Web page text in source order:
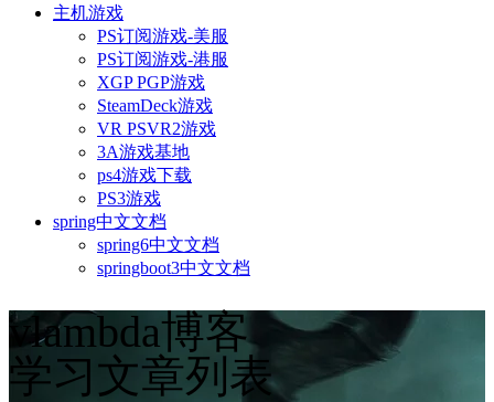
主机游戏
PS订阅游戏-美服
PS订阅游戏-港服
XGP PGP游戏
SteamDeck游戏
VR PSVR2游戏
3A游戏基地
ps4游戏下载
PS3游戏
spring中文文档
spring6中文文档
springboot3中文文档
vlambda博客
学习文章列表